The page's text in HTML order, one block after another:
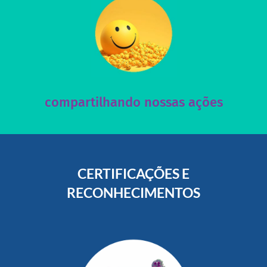
compartilhando nossas ações
Acesse nossas redes sociais e nos ajude compartilhando
nossos posts e nosso site!
acesse nosso instagram
CERTIFICAÇÕES E
RECONHECIMENTOS